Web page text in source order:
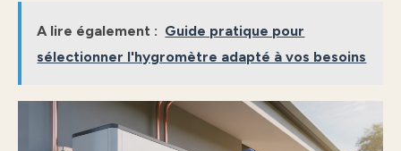
A lire également : Guide pratique pour
sélectionner l'hygromètre adapté à vos besoins